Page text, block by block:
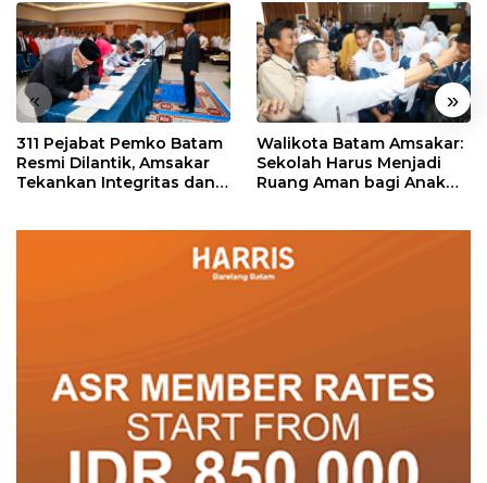
« »
311 Pejabat Pemko Batam
Resmi Dilantik, Amsakar
Tekankan Integritas dan
Walikota Batam Amsakar:
Sekolah Harus Menjadi
Ruang Aman bagi Anak